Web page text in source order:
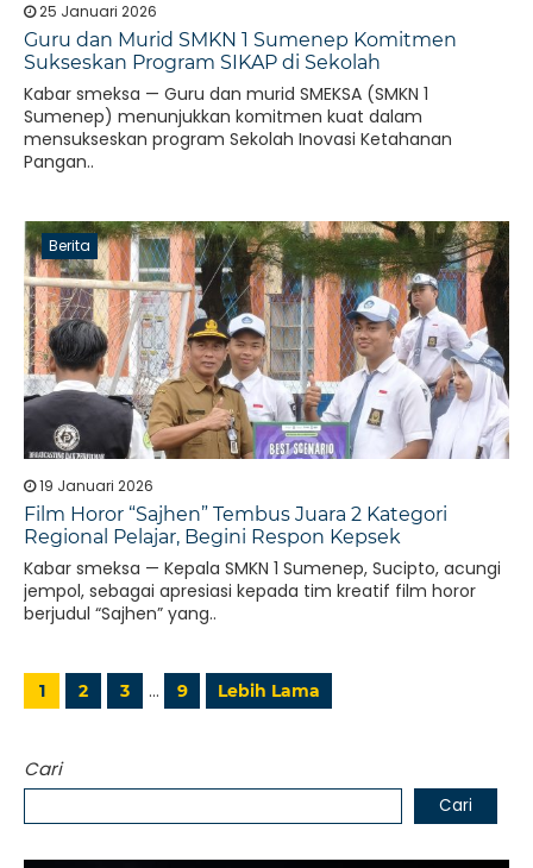
25 Januari 2026
Guru dan Murid SMKN 1 Sumenep Komitmen
Sukseskan Program SIKAP di Sekolah
Kabar smeksa — Guru dan murid SMEKSA (SMKN 1
Sumenep) menunjukkan komitmen kuat dalam
mensukseskan program Sekolah Inovasi Ketahanan
Pangan..
Berita
19 Januari 2026
Film Horor “Sajhen” Tembus Juara 2 Kategori
Regional Pelajar, Begini Respon Kepsek
Kabar smeksa — Kepala SMKN 1 Sumenep, Sucipto, acungi
jempol, sebagai apresiasi kepada tim kreatif film horor
berjudul “Sajhen” yang..
1 2 3 … 9 Lebih Lama
Cari
Cari